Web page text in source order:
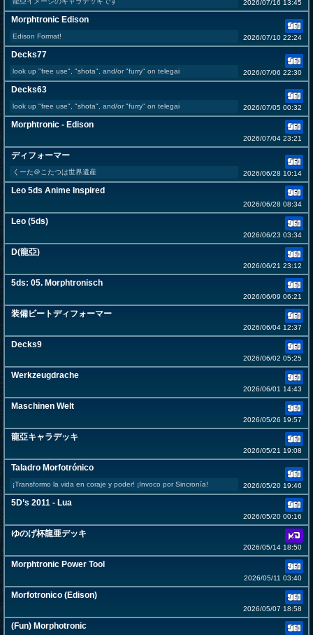
2026/07/16 13:45
Morphtronic Edison
Edison Format! 2026/07/10 22:24
Decks77
look up "free use", "shota", and/or "furry" on telegai 2026/07/06 22:30
Decks63
look up "free use", "shota", and/or "furry" on telegai 2026/07/05 00:32
Morphtronic - Edison
2026/07/04 23:21
ディフォーマー
くーた＠こたつは世界遺産 2026/06/28 10:14
Leo 5ds Anime Inspired
2026/06/28 08:34
Leo (5ds)
2026/06/23 03:34
D(龍亞)
2026/06/21 23:12
5ds: 05. Morphtronisch
2026/06/09 06:21
装備ビートディフォーマー
2026/06/04 12:37
Decks9
2026/06/02 05:25
Werkzeugdrache
2026/06/01 14:43
Maschinen Welt
2026/05/26 19:57
龍亞キャラデッキ
2026/05/21 19:08
Taladro Morfotrónico
¡Transformo la vida en coraje y poder! ¡Invoco por Sincronía! 2026/05/20 19:46
5D’s 2011 - Lua
2026/05/20 00:16
ゆのげ杯龍亜デッキ
2026/05/14 18:50
Morphtronic Power Tool
2026/05/11 03:40
Morfotronico (Edison)
2026/05/07 18:58
(Fun) Morphotronic